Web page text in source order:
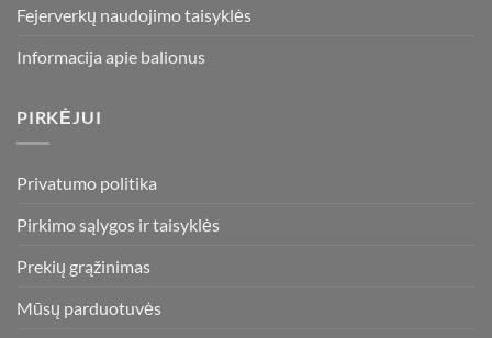
Fejerverkų naudojimo taisyklės
Informacija apie balionus
PIRKĖJUI
Privatumo politika
Pirkimo sąlygos ir taisyklės
Prekių grąžinimas
Mūsų parduotuvės